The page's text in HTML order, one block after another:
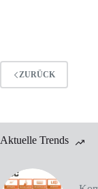
ZURÜCK
Aktuelle Trends